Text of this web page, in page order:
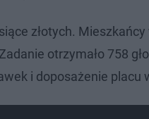
złotych.
otrzymało 758
i doposażenie placu